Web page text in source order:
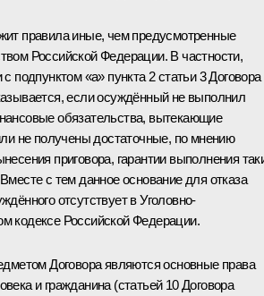
правила иные, чем предусмотренные
Российской Федерации. В частности,
с подпунктом «а» пункта 2 статьи 3 Договора
если осуждённый не выполнил
обязательства, вытекающие
не получены достаточные, по мнению
приговора, гарантии выполнения
с тем данное основание для отказа
отсутствует в Уголовно-
кодексе Российской Федерации.
Договора являются основные права
и гражданина (статьей 10 Договора